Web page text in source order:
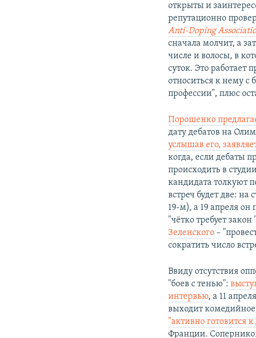
открыты и
репутационно
Anti-Doping
сначала молчит, а
числе и волосы, в
суток. Это работает
относиться к нему
профессии", плюс
Порошенко
дату дебатов на
услышав его,
когда, если дебаты
происходить в
кандидата толкуют
встреч будет две:
19-м), а 19 апреля он
"чётко требует
Зеленского –
сократить число
Ввиду отсутствия
"боев с тенью":
интервью, а 11
выходит
"активно готовится
Франции.